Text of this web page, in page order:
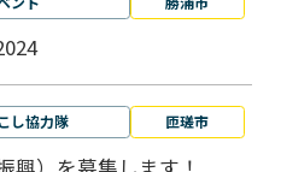
し協力隊 匝瑳市